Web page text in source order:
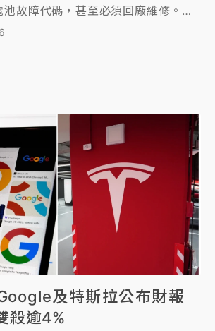
故障代碼，甚至必須回廠維修。特
深感抱歉，將對該批車輛進行完整檢
及特斯拉公布財報
殺逾4%